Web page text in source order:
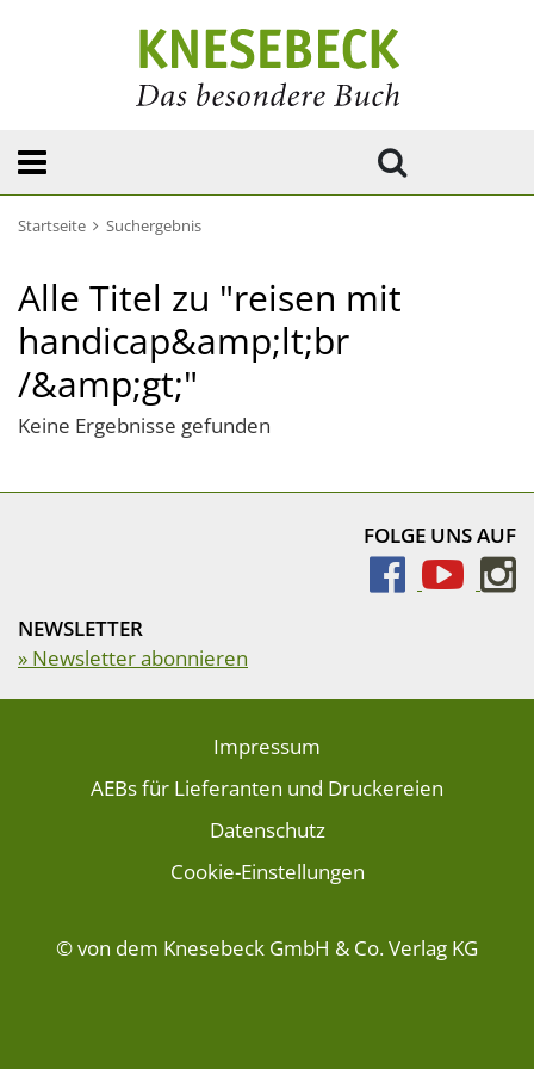
Startseite Suchergebnis
Alle Titel zu "reisen mit
handicap&amp;lt;br
/&amp;gt;"
Keine Ergebnisse gefunden
FOLGE UNS AUF
NEWSLETTER
» Newsletter abonnieren
Impressum
AEBs für Lieferanten und Druckereien
Datenschutz
Cookie-Einstellungen
© von dem Knesebeck GmbH & Co. Verlag KG